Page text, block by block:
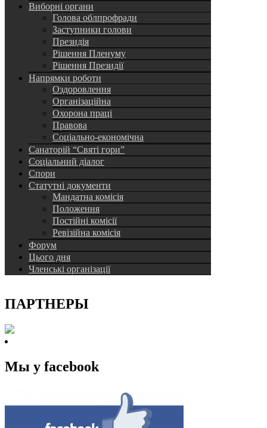
Виборні органи
Голова облпрофради
Заступники голови
Президія
Рішення Пленуму
Рішення Президії
Напрямки роботи
Оздоровлення
Організаційна
Охорона праці
Правова
Соціально-економічна
Санаторій “Святі гори”
Соціальний діалог
Спори
Статутні документи
Мандатна комісія
Положення
Постійні комісії
Ревізійна комісія
Форум
Цього дня
Членські організації
ПАРТНЕРЫ
Мы у facebook